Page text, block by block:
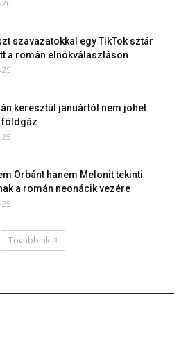
26
szavazatokkal egy TikTok sztár
a román elnökválasztáson
25
keresztül januártól nem jöhet
25
Orbánt hanem Melonit tekinti
a román neonácik vezére
25
Továbbiak